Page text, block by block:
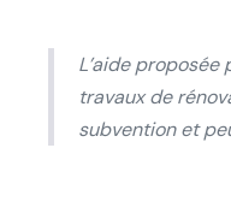
L’aide
travaux de
subvention et